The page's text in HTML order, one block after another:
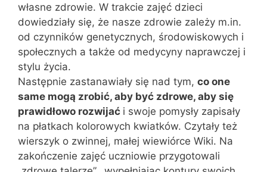
własne zdrowie. W trakcie zajęć dzieci
dowiedziały się, że nasze zdrowie zależy m.in.
od czynników genetycznych, środowiskowych i
społecznych a także od medycyny naprawczej i
stylu życia.
Następnie zastanawiały się nad tym, co one
same mogą zrobić, aby być zdrowe, aby się
prawidłowo rozwijać i swoje pomysły zapisały
na płatkach kolorowych kwiatków. Czytały też
wierszyk o zwinnej, małej wiewiórce Wiki. Na
zakończenie zajęć uczniowie przygotowali